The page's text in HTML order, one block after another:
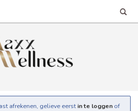
afrekenen, gelieve eerst in te loggen of